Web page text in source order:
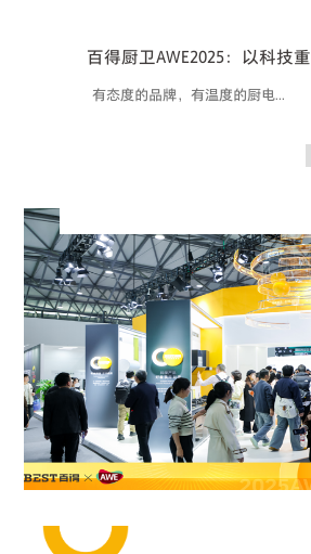
百得厨卫AWE2025：以科技
有态度的品牌，有温度的厨电...